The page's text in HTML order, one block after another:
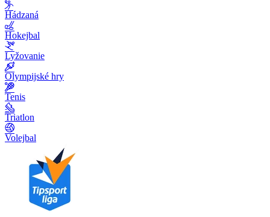
Hádzaná
Hokejbal
Lyžovanie
Olympijské hry
Tenis
Triatlon
Volejbal